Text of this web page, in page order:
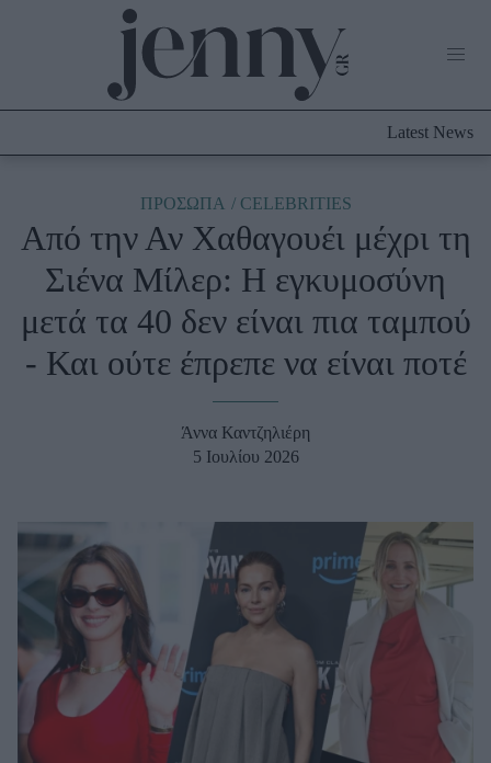
Culture
Fashion
Shopping
Styling Tips
Fashion News
Beauty News
Well being
Ψυχολογία
Υγεία + Διατροφή
Σχέσεις & Σεξ
Fitness
Latest News
ΠΡΟΣΩΠΑ CELEBRITIES
Από την Αν Χαθαγουέι μέχρι τη
Σιένα Μίλερ: Η εγκυμοσύνη
μετά τα 40 δεν είναι πια ταμπού
- Και ούτε έπρεπε να είναι ποτέ
Άννα Καντζηλιέρη
5 Ιουλίου 2026